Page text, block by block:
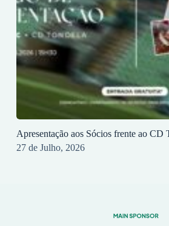
Apresentação aos Sócios frente ao CD
27 de Julho, 2026